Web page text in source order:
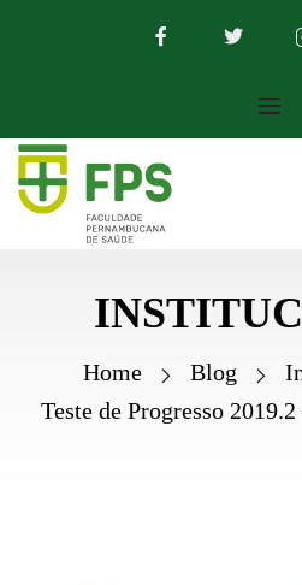
Home Blog
Teste de Progresso